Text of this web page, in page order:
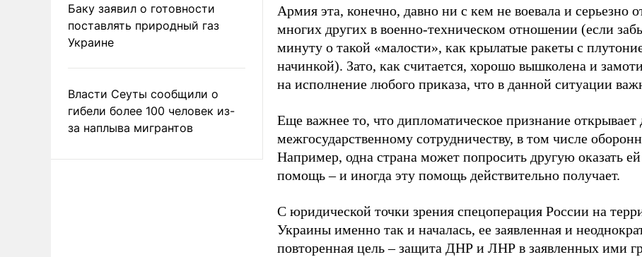
Баку заявил о готовности
поставлять природный газ
Украине
Власти Сеуты сообщили о
гибели более 100 человек из-
за наплыва мигрантов
Армия эта, конечно, давно ни с кем не воевала и серьезно
многих других в военно-техническом отношении (если
минуту о такой «малости», как крылатые ракеты с
начинкой). Зато, как считается, хорошо вышколена и
на исполнение любого приказа, что в данной ситуации
Еще важнее то, что дипломатическое признание открывает
межгосударственному сотрудничеству, в том числе
Например, одна страна может попросить другую оказать
помощь – и иногда эту помощь действительно получает.
С юридической точки зрения спецоперация России на
Украины именно так и началась, ее заявленная и
повторенная цель – защита ДНР и ЛНР в заявленных ими